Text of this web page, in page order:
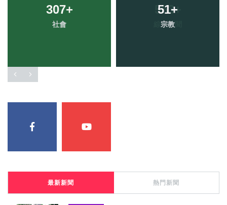
307+
社會
51+
宗教
最新新聞 熱門新聞